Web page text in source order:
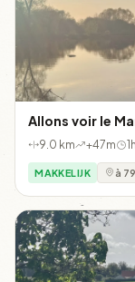
Allons voir le
9.0 km +47m
MAKKELIJK à